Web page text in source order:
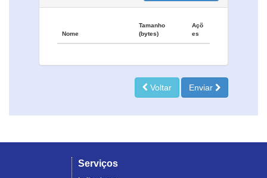
Nome
Tamanho
(bytes)
Açõ
es
Voltar Enviar
Serviços